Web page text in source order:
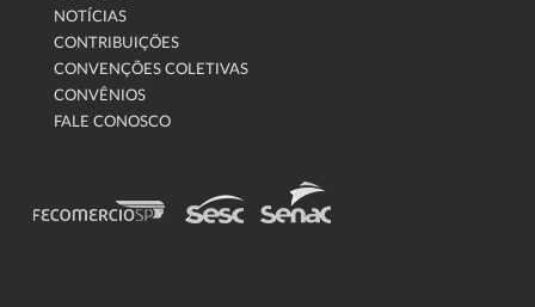
NOTÍCIAS
CONTRIBUIÇÕES
CONVENÇÕES COLETIVAS
CONVÊNIOS
FALE CONOSCO